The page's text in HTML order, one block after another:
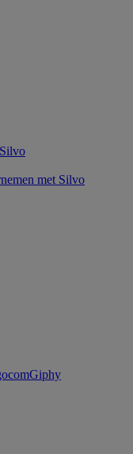
met Silvo
Giphy